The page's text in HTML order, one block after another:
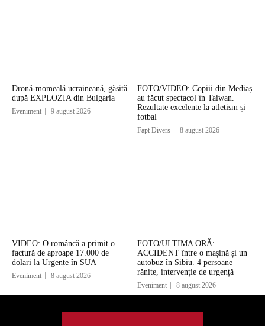
Dronă-momeală ucraineană, găsită
după EXPLOZIA din Bulgaria
Eveniment 9 august 2026
FOTO/VIDEO: Copiii din Mediaș
au făcut spectacol în Taiwan.
Rezultate excelente la atletism și
fotbal
Fapt Divers 8 august 2026
VIDEO: O româncă a primit o
factură de aproape 17.000 de
dolari la Urgențe în SUA
Eveniment 8 august 2026
FOTO/ULTIMA ORĂ:
ACCIDENT între o mașină și un
autobuz în Sibiu. 4 persoane
rănite, intervenție de urgență
Eveniment 8 august 2026